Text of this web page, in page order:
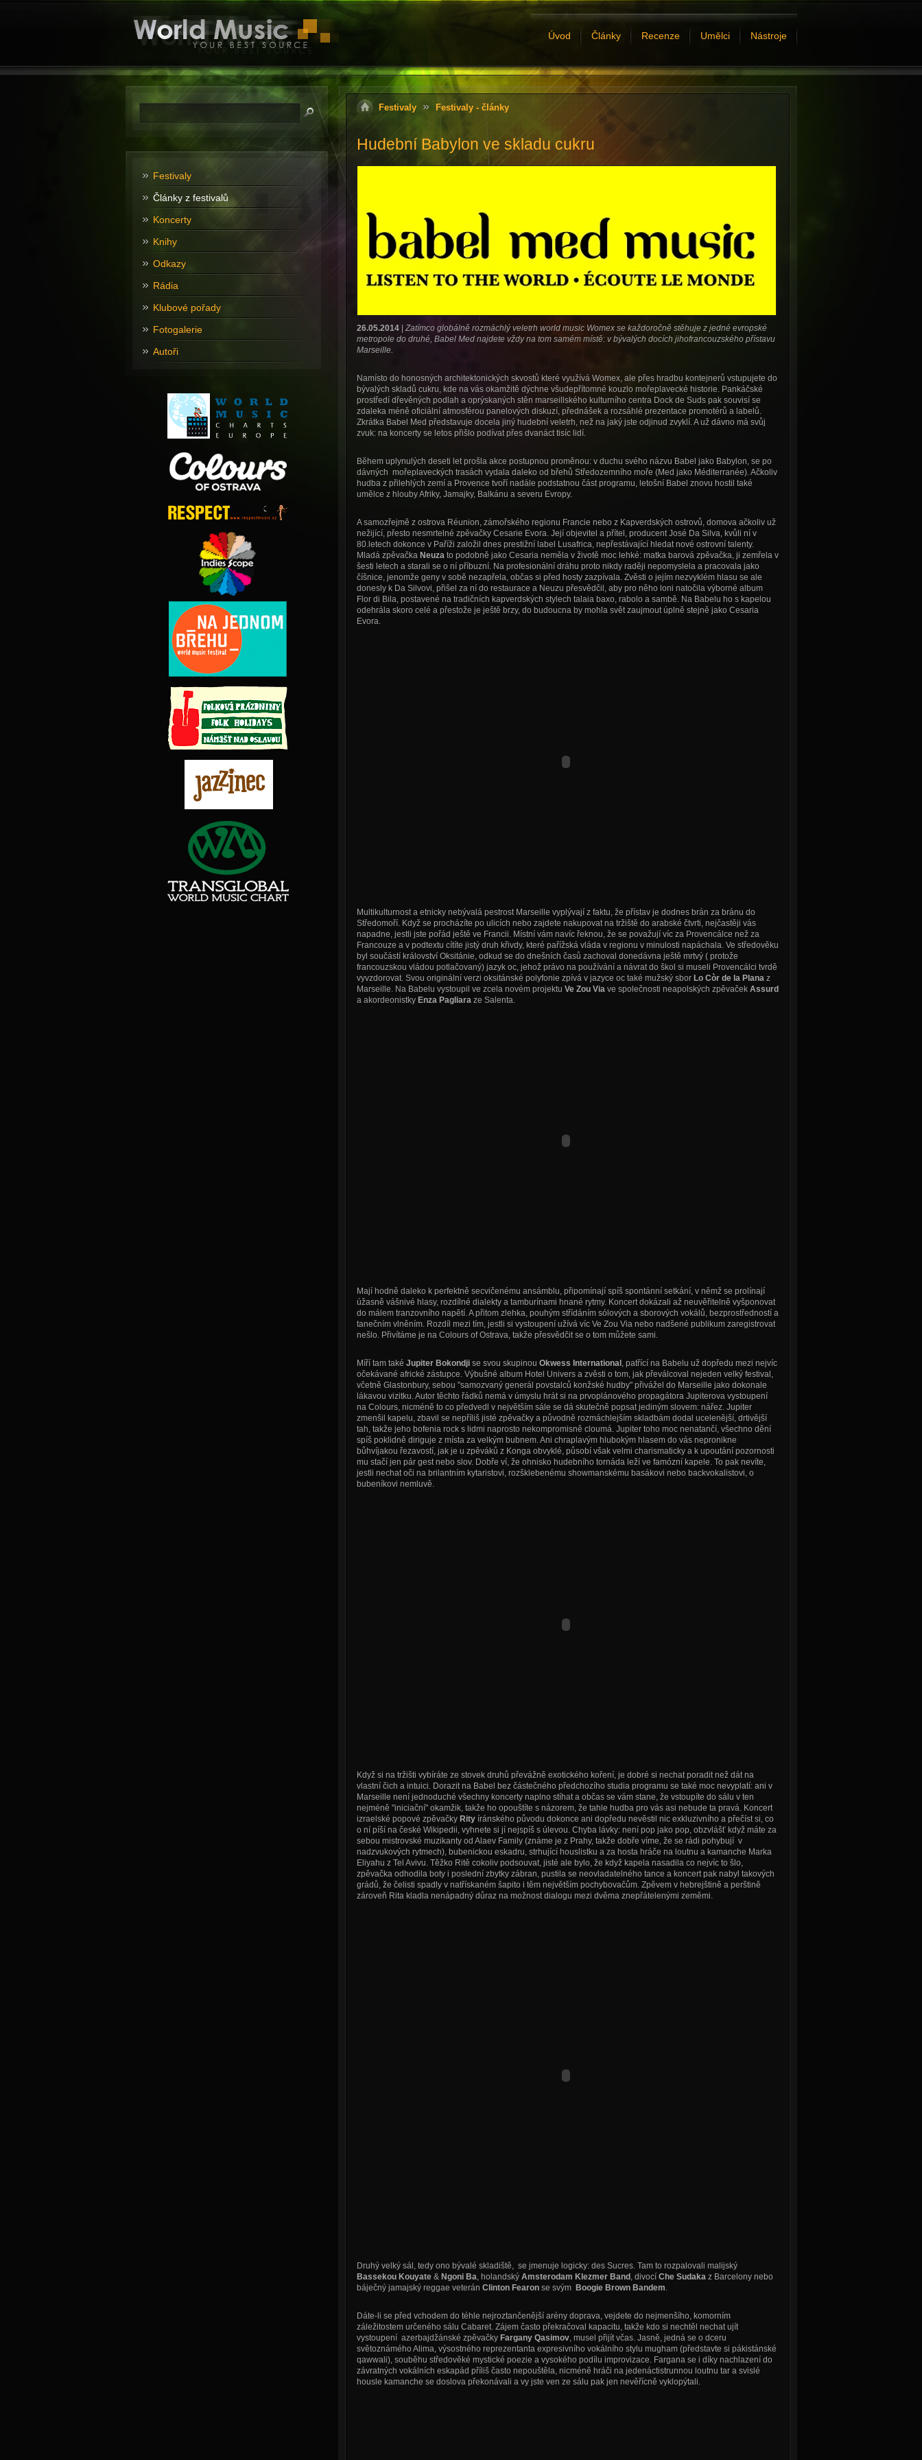
Úvod Články Recenze Umělci Nástroje
Festivaly Festivaly - články
Hudební Babylon ve skladu cukru
26.05.2014| Zatímco globálně rozmáchlý veletrh world music Womex se každoročně stěhuje z jedné evropské
metropole do druhé, Babel Med najdete vždy na tom samém místě: v bývalých docích jihofrancouzského přístavu
Marseille.
Namísto do honosných architektonických skvostů které využívá Womex, ale přes hradbu kontejnerů vstupujete do
bývalých skladů cukru, kde na vás okamžitě dýchne všudepřítomné kouzlo mořeplavecké historie. Pankáčské
prostředí dřevěných podlah a oprýskaných stěn marseillského kulturního centra Dock de Suds pak souvisí se
zdaleka méně oficiální atmosférou panelových diskuzí, přednášek a rozsáhlé prezentace promotérů a labelů.
Zkrátka Babel Med představuje docela jiný hudební veletrh, než na jaký jste odjinud zvyklí. A už dávno má svůj
zvuk: na koncerty se letos přišlo podívat přes dvanáct tisíc lidí.
Během uplynulých deseti let prošla akce postupnou proměnou: v duchu svého názvu Babel jako Babylon, se po
dávných mořeplaveckých trasách vydala daleko od břehů Středozemního moře (Med jako Méditerranée). Ačkoliv
hudba z přilehlých zemí a Provence tvoří nadále podstatnou část programu, letošní Babel znovu hostil také
umělce z hlouby Afriky, Jamajky, Balkánu a severu Evropy.
A samozřejmě z ostrova Réunion, zámořského regionu Francie nebo z Kapverdských ostrovů, domova ačkoliv už
nežijící, přesto nesmrtelné zpěvačky Cesarie Evora. Její objevitel a přítel, producent José Da Silva, kvůli ní v
80.letech dokonce v Paříži založil dnes prestižní label Lusafrica, nepřestávající hledat nové ostrovní talenty.
Mladá zpěvačka Neuzato podobně jako Cesaria neměla v životě moc lehké: matka barová zpěvačka, ji zemřela v
šesti letech a starali se o ní příbuzní. Na profesionální dráhu proto nikdy raději nepomyslela a pracovala jako
číšnice, jenomže geny v sobě nezapřela, občas si před hosty zazpívala. Zvěsti o jejím nezvyklém hlasu se ale
donesly k Da Silvovi, přišel za ní do restaurace a Neuzu přesvědčil, aby pro něho loni natočila výborné album
Flor di Bila, postavené na tradičních kapverdských stylech talaia baxo, rabolo a sambě. Na Babelu ho s kapelou
odehrála skoro celé a přestože je ještě brzy, do budoucna by mohla svět zaujmout úplně stejně jako Cesaria
Evora.
Multikulturnost a etnicky nebývalá pestrost Marseille vyplývají z faktu, že přístav je dodnes brán za bránu do
Středomoří. Když se procházíte po ulicích nebo zajdete nakupovat na tržiště do arabské čtvrti, nejčastěji vás
napadne, jestli jste pořád ještě ve Francii. Místní vám navíc řeknou, že se považují víc za Provencálce než za
Francouze a v podtextu cítíte jistý druh křivdy, které pařížská vláda v regionu v minulosti napáchala. Ve středověku
byl součástí království Oksitánie, odkud se do dnešních časů zachoval donedávna ještě mrtvý ( protože
francouzskou vládou potlačovaný) jazyk oc, jehož právo na používání a návrat do škol si museli Provencálci tvrdě
vyvzdorovat. Svou originální verzi oksitánské polyfonie zpívá v jazyce oc také mužský sbor Lo Còr de la Planaz
Marseille. Na Babelu vystoupil ve zcela novém projektu Ve Zou Viave společnosti neapolských zpěvaček Assurd
a akordeonistky Enza Pagliaraze Salenta.
Mají hodně daleko k perfektně secvičenému ansámblu, připomínají spíš spontánní setkání, v němž se prolínají
úžasně vášnivé hlasy, rozdílné dialekty a tamburínami hnané rytmy. Koncert dokázali až neuvěřitelně vyšponovat
do málem tranzovního napětí. A přitom zlehka, pouhým střídáním sólových a sborových vokálů, bezprostředností a
tanečním vlněním. Rozdíl mezi tím, jestli si vystoupení užívá víc Ve Zou Via nebo nadšené publikum zaregistrovat
nešlo. Přivítáme je na Colours of Ostrava, takže přesvědčit se o tom můžete sami.
Míří tam také Jupiter Bokondjise svou skupinou Okwess International , patřící na Babelu už dopředu mezi nejvíc
očekávané africké zástupce. Výbušné album Hotel Univers a zvěsti o tom, jak převálcoval nejeden velký festival,
včetně Glastonbury, sebou "samozvaný generál povstalců konžské hudby" přivážel do Marseille jako dokonale
lákavou vizitku. Autor těchto řádků nemá v úmyslu hrát si na prvoplánového propagátora Jupiterova vystoupení
na Colours, nicméně to co předvedl v největším sále se dá skutečně popsat jediným slovem: nářez. Jupiter
zmenšil kapelu, zbavil se nepříliš jisté zpěvačky a původně rozmáchlejším skladbám dodal ucelenější, drtivější
tah, takže jeho bofenia rock s lidmi naprosto nekompromisně cloumá. Jupiter toho moc nenatančí, všechno dění
spíš poklidně diriguje z místa za velkým bubnem. Ani chraplavým hlubokým hlasem do vás nepronikne
bůhvíjakou řezavostí, jak je u zpěváků z Konga obvyklé, působí však velmi charismaticky a k upoutání pozornosti
mu stačí jen pár gest nebo slov. Dobře ví, že ohnisko hudebního tornáda leží ve famózní kapele. To pak nevíte,
jestli nechat oči na brilantním kytaristovi, rozšklebenému showmanskému basákovi nebo backvokalistovi, o
bubeníkovi nemluvě.
Když si na tržišti vybíráte ze stovek druhů převážně exotického koření, je dobré si nechat poradit než dát na
vlastní čich a intuici. Dorazit na Babel bez částečného předchozího studia programu se také moc nevyplatí: ani v
Marseille není jednoduché všechny koncerty naplno stíhat a občas se vám stane, že vstoupíte do sálu v ten
nejméně "iniciační" okamžik, takže ho opouštíte s názorem, že tahle hudba pro vás asi nebude ta pravá. Koncert
izraelské popové zpěvačky Rityíránského původu dokonce ani dopředu nevěstil nic exkluzivního a přečíst si, co
o ní píší na české Wikipedii, vyhnete si jí nejspíš s úlevou. Chyba lávky: není pop jako pop, obzvlášť když máte za
sebou mistrovské muzikanty od Alaev Family (známe je z Prahy, takže dobře víme, že se rádi pohybují v
nadzvukových rytmech), bubenickou eskadru, strhující houslistku a za hosta hráče na loutnu a kamanche Marka
Eliyahu z Tel Avivu. Těžko Ritě cokoliv podsouvat, jisté ale bylo, že když kapela nasadila co nejvíc to šlo,
zpěvačka odhodila boty i poslední zbytky zábran, pustila se neovladatelného tance a koncert pak nabyl takových
grádů, že čelisti spadly v natřískaném šapito i těm největším pochybovačům. Zpěvem v hebrejštině a perštině
zároveň Rita kladla nenápadný důraz na možnost dialogu mezi dvěma znepřátelenými zeměmi.
Druhý velký sál, tedy ono bývalé skladiště, se jmenuje logicky: des Sucres. Tam to rozpalovali malijský
Bassekou Kouyate& Ngoni Ba, holandský Amsterodam Klezmer Band , divocí Che Sudakaz Barcelony nebo
báječný jamajský reggae veterán Clinton Fearonse svým Boogie Brown Bandem.
Dáte-li se před vchodem do téhle nejroztančenější arény doprava, vejdete do nejmenšího, komorním
záležitostem určeného sálu Cabaret. Zájem často překračoval kapacitu, takže kdo si nechtěl nechat ujít
vystoupení azerbajdžánské zpěvačky Fargany Qasimov, musel přijít včas. Jasně, jedná se o dceru
světoznámého Alima, výsostného reprezentanta expresivního vokálního stylu mugham (představte si pákistánské
qawwali), souběhu středověké mystické poezie a vysokého podílu improvizace. Fargana se i díky nachlazení do
závratných vokálních eskapád příliš často nepouštěla, nicméně hráči na jedenáctistrunnou loutnu tar a svislé
housle kamanche se doslova překonávali a vy jste ven ze sálu pak jen nevěřícně vyklopýtali.
Festivaly
Články z festivalů
Koncerty
Knihy
Odkazy
Rádia
Klubové pořady
Fotogalerie
Autoři